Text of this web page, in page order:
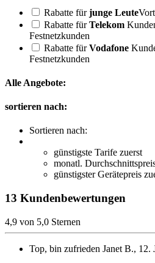
Rabatte fürjunge Leute
Rabatte fürTelekom
Festnetzkunden
Rabatte fürVodafone
Festnetzkunden
Alle Angebote:
sortieren nach:
Sortieren nach:
günstigste Tarife zuerst
monatl.
günstigster Gerätepreis
13 Kundenbewertungen
4,9 von 5,0 Sternen
Top, bin zufrieden Janet B., 12.